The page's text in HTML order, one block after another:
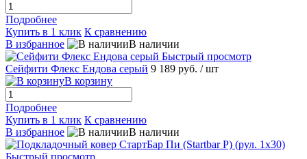
Подробнее
Купить в 1 клик К сравнению
В избранное
В наличии
Быстрый просмотр
Сейфити Флекс Ендова серый 9 189 руб. / шт
В корзину
Подробнее
Купить в 1 клик К сравнению
В избранное
В наличии